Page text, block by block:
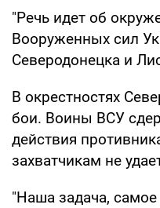
"Речь идет об
Вооруженных сил
Северодонецка и
В окрестностях
бои. Воины ВСУ
действия
захватчикам не
"Наша задача, самое